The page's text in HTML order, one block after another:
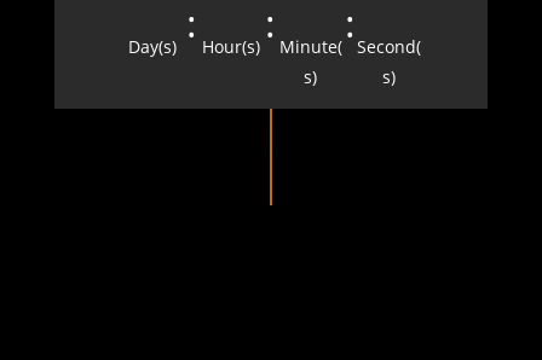
Day(s) : Hour(s) : Minute(
s)
: Second(
s)